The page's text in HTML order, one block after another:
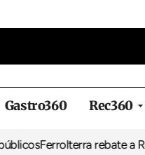
Gastro360 Rec360
rebate a Renfe y